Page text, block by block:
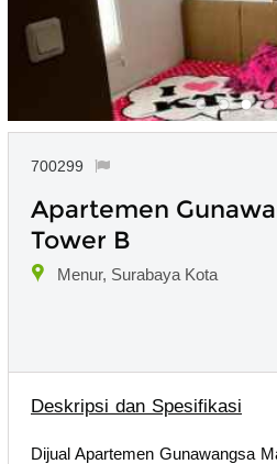
700299
Apartemen
Tower B
Menur, Surabaya Kota
Deskripsi dan Spesifikasi
Dijual Apartemen Gunawangsa